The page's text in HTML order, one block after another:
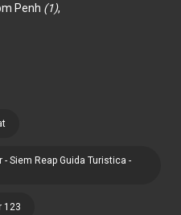
Penh (1),
Siem Reap Guida Turistica -
123